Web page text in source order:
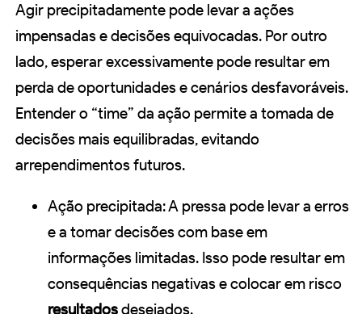
Agir precipitadamente pode levar a ações
impensadas e decisões equivocadas. Por outro
lado, esperar excessivamente pode resultar em
perda de oportunidades e cenários desfavoráveis.
Entender o “time” da ação permite a tomada de
decisões mais equilibradas, evitando
arrependimentos futuros.
Ação precipitada: A pressa pode levar a erros
e a tomar decisões com base em
informações limitadas. Isso pode resultar em
consequências negativas e colocar em risco
resultadosdesejados.